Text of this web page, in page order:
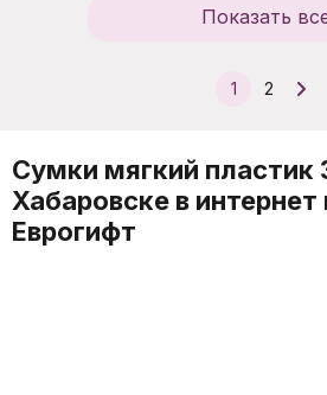
Показать
1 2
Сумки мягкий
Хабаровске в интернет
Еврогифт
Для того, чтобы купить в